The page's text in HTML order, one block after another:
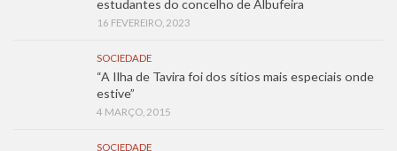
estudantes do concelho de Albufeira
16 FEVEREIRO, 2023
SOCIEDADE
“A Ilha de Tavira foi dos sítios mais especiais onde
estive”
4 MARÇO, 2015
SOCIEDADE